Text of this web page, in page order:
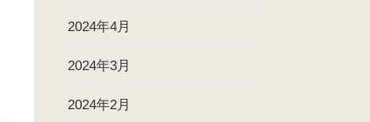
2024年4月
2024年3月
2024年2月